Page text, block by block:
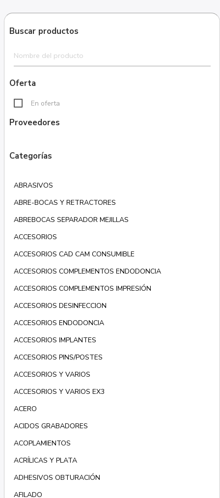
Buscar productos
Oferta
En oferta
Proveedores
Categorías
ABRASIVOS
ABRE-BOCAS Y RETRACTORES
ABREBOCAS SEPARADOR MEJILLAS
ACCESORIOS
ACCESORIOS CAD CAM CONSUMIBLE
ACCESORIOS COMPLEMENTOS ENDODONCIA
ACCESORIOS COMPLEMENTOS IMPRESIÓN
ACCESORIOS DESINFECCION
ACCESORIOS ENDODONCIA
ACCESORIOS IMPLANTES
ACCESORIOS PINS/POSTES
ACCESORIOS Y VARIOS
ACCESORIOS Y VARIOS EX3
ACERO
ACIDOS GRABADORES
ACOPLAMIENTOS
ACRÍLICAS Y PLATA
ADHESIVOS OBTURACIÓN
AFILADO